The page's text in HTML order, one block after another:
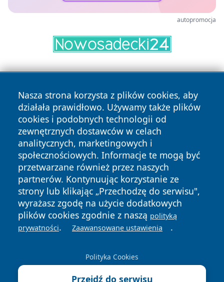
autopromocja
Nasza strona korzysta z plików cookies, aby
działała prawidłowo. Używamy także plików
cookies i podobnych technologii od
zewnętrznych dostawców w celach
analitycznych, marketingowych i
społecznościowych. Informacje te mogą być
przetwarzane również przez naszych
partnerów. Kontynuując korzystanie ze
strony lub klikając „Przechodzę do serwisu",
wyrażasz zgodę na użycie dodatkowych
plików cookies zgodnie z naszą polityką
prywatności. Zaawansowane ustawienia .
Polityka Cookies
Przejdź do serwisu
Copyright © 2026 wpruszkowie.pl Wszystkie prawa
zastrzeżone.
News Autorzy
Polityka
Prywatności
Polityka
Cookies